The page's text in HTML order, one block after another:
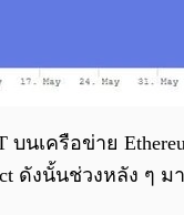
บนเครือข่าย
ดังนั้นช่วงหลัง ๆ